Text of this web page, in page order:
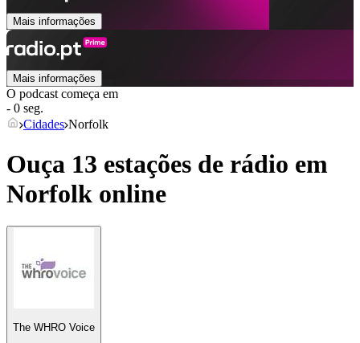
Mais informações
Mais informações
O podcast começa em
- 0 seg.
Cidades Norfolk
Ouça 13 estações de rádio em
Norfolk online
The WHRO Voice